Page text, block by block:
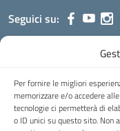
Per fornire le migliori
memorizzare e/o accedere
tecnologie ci permetterà di
o ID unici su questo sito. Non
Seguici su:
Viale Aldo Moro,
Posta elettronica
Codice fiscale: